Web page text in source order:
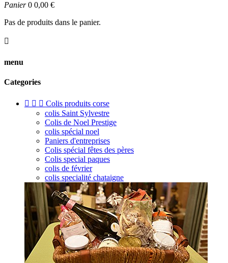
Panier 0 0,00 €
Pas de produits dans le panier.

menu
Categories
   Colis produits corse
colis Saint Sylvestre
Colis de Noel Prestige
colis spécial noel
Paniers d'entreprises
Colis spécial fêtes des pères
Colis special paques
colis de février
colis specialité chataigne